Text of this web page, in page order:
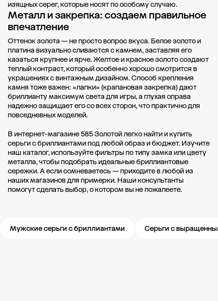
изящных серег, которые носят по особому случаю.
Металл и закрепка: создаем правильное
впечатление
Оттенок золота — не просто вопрос вкуса. Белое золото и
платина визуально сливаются с камнем, заставляя его
казаться крупнее и ярче. Желтое и красное золото создают
теплый контраст, который особенно хорошо смотрится в
украшениях с винтажным дизайном. Способ крепления
камня тоже важен: «лапки» (крапановая закрепка) дают
бриллианту максимум света для игры, а глухая оправа
надежно защищает его со всех сторон, что практично для
повседневных моделей.
В интернет-магазине 585 Золотой легко найти и купить
серьги с бриллиантами под любой образ и бюджет. Изучите
наш каталог, используйте фильтры по типу замка или цвету
металла, чтобы подобрать идеальные бриллиантовые
сережки. А если сомневаетесь — приходите в любой из
наших магазинов для примерки. Наши консультанты
помогут сделать выбор, о котором вы не пожалеете.
Мужские серьги с бриллиантами Серьги с